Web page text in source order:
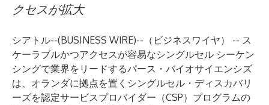
クセスが拡大
シアトル--(BUSINESS WIRE)-- （ビジネスワイヤ） -- ス
ケーラブルかつアクセスが容易なシングルセル シーケン
シングで業界をリードするパース・バイオサイエンシズ
は、オランダに拠点を置く シングルセル・ディスカバリ
ーズを認定サービスプロバイダー（CSP）プログラムの